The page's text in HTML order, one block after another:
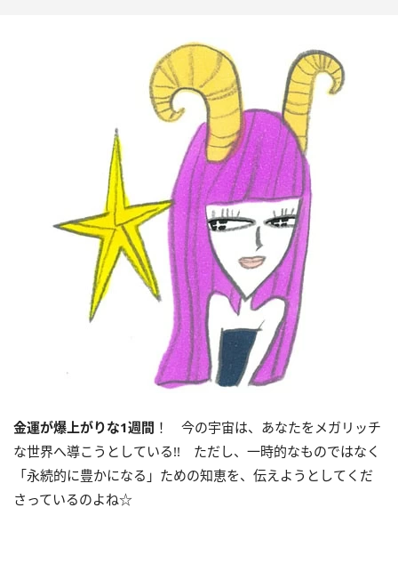
金運が爆上がりな1週間 ！ 今の宇宙は、あなたをメガリッチ
な世界へ導こうとしている!! ただし、一時的なものではなく
「永続的に豊かになる」ための知恵を、伝えようとしてくだ
さっているのよね☆